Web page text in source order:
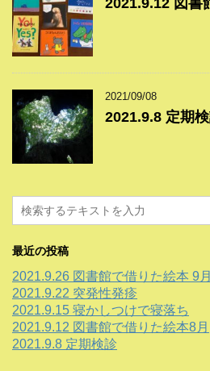
2021.9.12 図書
2021/09/08
2021.9.8 定期
最近の投稿
2021.9.26 図書館で借りた絵本 9月
2021.9.22 突発性発疹
2021.9.15 寝かしつけで寝落ち
2021.9.12 図書館で借りた絵本8月
2021.9.8 定期検診